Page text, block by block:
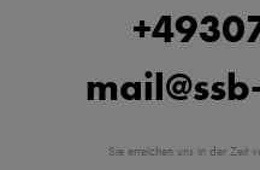
Sie erreichen uns in der Zeit